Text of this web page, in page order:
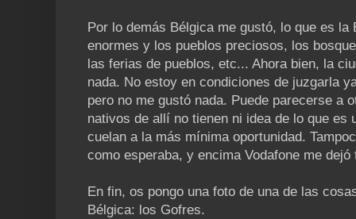
Por lo demás Bélgica me gustó, lo que es
enormes y los pueblos preciosos, los
las ferias de pueblos, etc... Ahora bien, la
nada. No estoy en condiciones de juzgarla
pero no me gustó nada. Puede parecerse a
nativos de allí no tienen ni idea de lo que es
cuelan a la más mínima oportunidad.
como esperaba, y encima Vodafone me
En fin, os pongo una foto de una de las
Bélgica: los Gofres.